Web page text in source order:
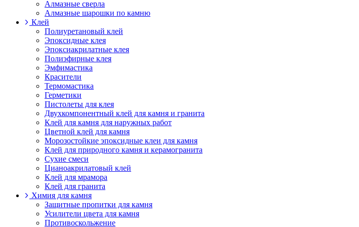
Алмазные сверла
Алмазные шарошки по камню
Клей
Полиуретановый клей
Эпоксидные клея
Эпоксиакрилатные клея
Полиэфирные клея
Эмфимастика
Красители
Термомастика
Герметики
Пистолеты для клея
Двухкомпонентный клей для камня и гранита
Клей для камня для наружных работ
Цветной клей для камня
Морозостойкие эпоксидные клеи для камня
Клей для природного камня и керамогранита
Сухие смеси
Цианоакрилатовый клей
Клей для мрамора
Клей для гранита
Химия для камня
Защитные пропитки для камня
Усилители цвета для камня
Противоскольжение